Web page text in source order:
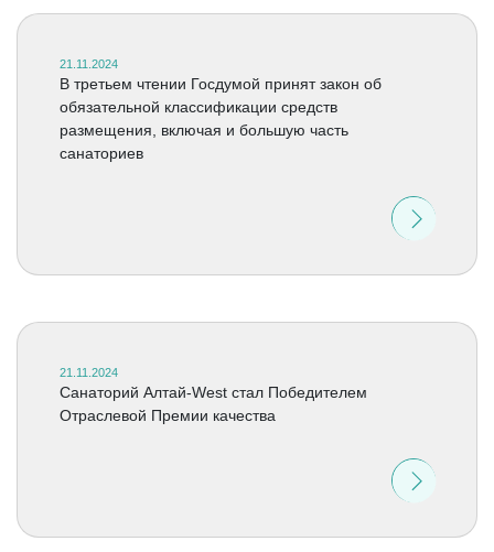
21.11.2024
В третьем чтении Госдумой принят закон об
обязательной классификации средств
размещения, включая и большую часть
санаториев
21.11.2024
Санаторий Алтай-West cтал Победителем
Отраслевой Премии качества